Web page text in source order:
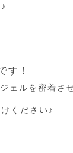
す！
ェルを密着さ
ください♪